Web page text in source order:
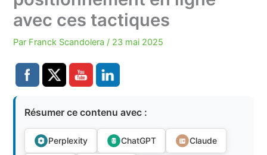
avec ces tactiques
Par Franck Scandolera / 23 mai 2025
Résumer ce contenu avec :
Perplexity ChatGPT Claude